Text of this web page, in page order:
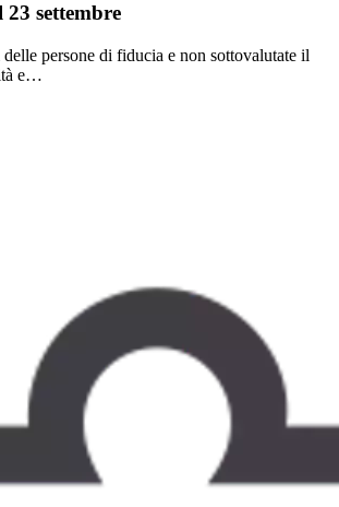
23 settembre
persone di fiducia e non sottovalutate il
e…